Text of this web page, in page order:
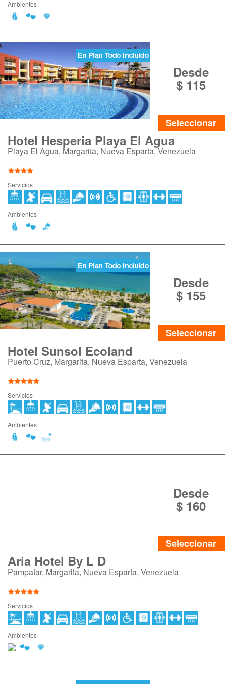
Ambientes
Desde
$ 115
Seleccionar
Hotel Hesperia Playa El Agua
Playa El Agua, Margarita, Nueva Esparta, Venezuela
Servicios
Ambientes
Desde
$ 155
Seleccionar
Hotel Sunsol Ecoland
Puerto Cruz, Margarita, Nueva Esparta, Venezuela
Servicios
Ambientes
Desde
$ 160
Seleccionar
Aria Hotel By L D
Pampatar, Margarita, Nueva Esparta, Venezuela
Servicios
Ambientes